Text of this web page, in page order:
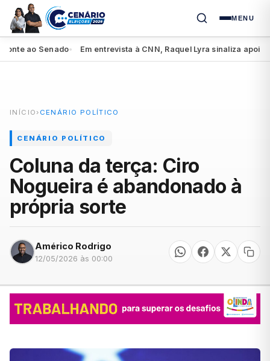
MENU
ao Senado● Em entrevista à CNN, Raquel Lyra sinaliza apoio a
INÍCIO › CENÁRIO POLÍTICO
CENÁRIO POLÍTICO
Coluna da terça: Ciro
Nogueira é abandonado à
própria sorte
Américo Rodrigo
12/05/2026 às 00:00